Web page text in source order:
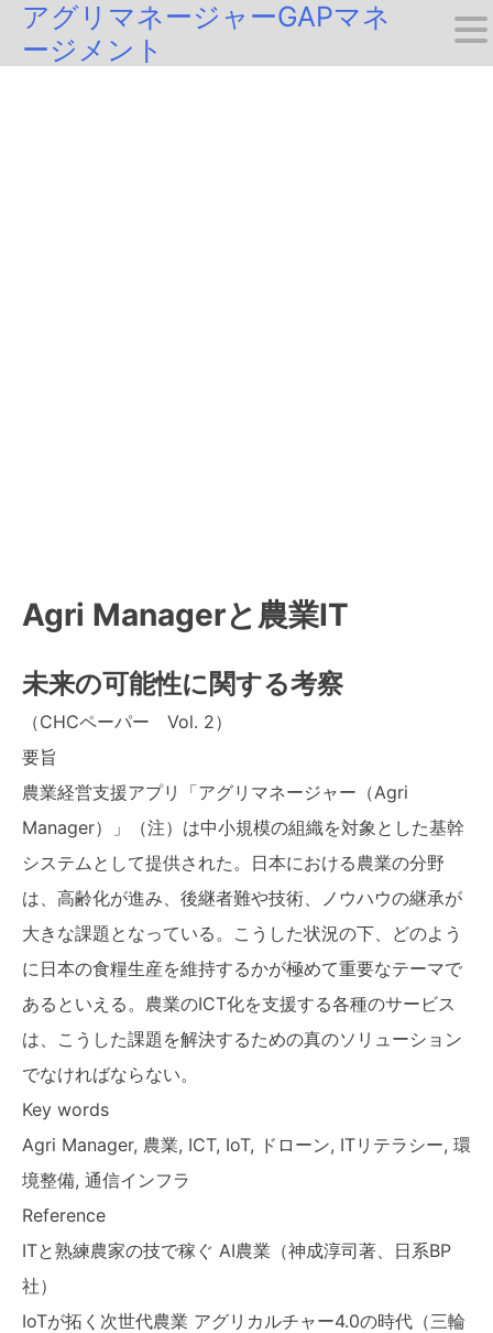
SkipアグリマネージャーGAPマネ
ージメント
Agri Managerと農業IT
未来の可能性に関する考察
（CHCペーパー Vol. 2）
要旨
農業経営支援アプリ「アグリマネージャー（Agri
Manager）」（注）は中小規模の組織を対象とした基幹
システムとして提供された。日本における農業の分野
は、高齢化が進み、後継者難や技術、ノウハウの継承が
大きな課題となっている。こうした状況の下、どのよう
に日本の食糧生産を維持するかが極めて重要なテーマで
あるといえる。農業のICT化を支援する各種のサービス
は、こうした課題を解決するための真のソリューション
でなければならない。
Key words
Agri Manager, 農業, ICT, IoT, ドローン, ITリテラシー, 環
境整備, 通信インフラ
Reference
ITと熟練農家の技で稼ぐ AI農業（神成淳司著、日系BP
社）
IoTが拓く次世代農業 アグリカルチャー4.0の時代（三輪